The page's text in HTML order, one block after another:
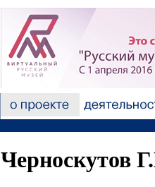
Черноскутов